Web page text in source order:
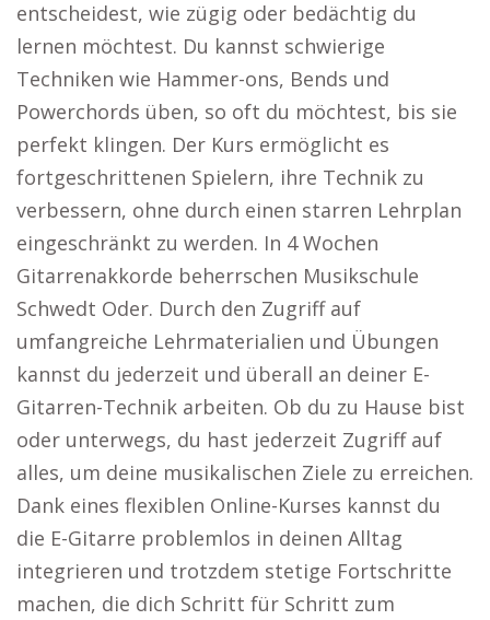
entscheidest, wie zügig oder bedächtig du
lernen möchtest. Du kannst schwierige
Techniken wie Hammer-ons, Bends und
Powerchords üben, so oft du möchtest, bis sie
perfekt klingen. Der Kurs ermöglicht es
fortgeschrittenen Spielern, ihre Technik zu
verbessern, ohne durch einen starren Lehrplan
eingeschränkt zu werden. In 4 Wochen
Gitarrenakkorde beherrschen Musikschule
Schwedt Oder. Durch den Zugriff auf
umfangreiche Lehrmaterialien und Übungen
kannst du jederzeit und überall an deiner E-
Gitarren-Technik arbeiten. Ob du zu Hause bist
oder unterwegs, du hast jederzeit Zugriff auf
alles, um deine musikalischen Ziele zu erreichen.
Dank eines flexiblen Online-Kurses kannst du
die E-Gitarre problemlos in deinen Alltag
integrieren und trotzdem stetige Fortschritte
machen, die dich Schritt für Schritt zum